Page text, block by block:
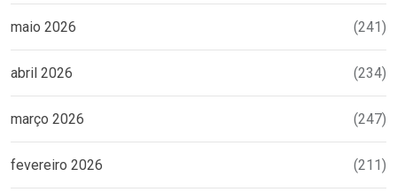
maio 2026 (241)
abril 2026 (234)
março 2026 (247)
fevereiro 2026 (211)